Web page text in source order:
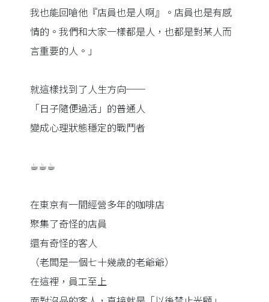
我也能回嗆他『店員也是人啊』。店員也是有感
情的。我們和大家一樣都是人，也都是對某人而
言重要的人。」
就這樣找到了人生方向──
「日子隨便過活」的普通人
變成心理狀態穩定的戰鬥者
☕︎☕︎☕︎
在東京有一間經營多年的咖啡店
聚集了奇怪的店員
還有奇怪的客人
（老闆是一個七十幾歲的老爺爺）
在這裡，員工至上